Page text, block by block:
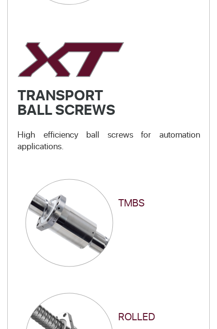
TRANSPORT
BALL SCREWS
High efficiency ball screws for automation
applications.
TMBS
ROLLED